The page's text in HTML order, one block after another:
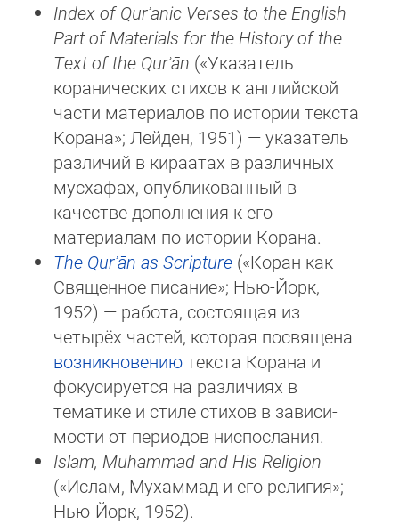
Index of Qurʾanic Verses to the English
Part of Materials for the History of the
Text of the Qurʾān («Указатель
коранических стихов к английской
части материалов по истории текста
Корана»; Лейден, 1951) — указатель
различий в кираатах в различных
мусхафах, опубликованный в
качестве дополнения к его
материалам по истории Корана.
The Qurʾān as Scripture («Коран как
Священное писание»; Нью-Йорк,
1952) — работа, состоящая из
четырёх частей, которая посвящена
возникновениютекста Корана и
фокусируется на различиях в
тематике и стиле стихов в за­ви­си­
мости от периодов ниспослания.
Islam, Muhammad and His Religion
(«Ислам, Мухаммад и его религия»;
Нью-Йорк, 1952).